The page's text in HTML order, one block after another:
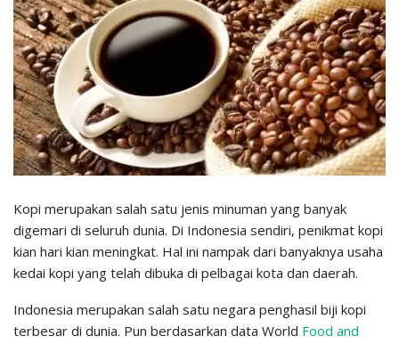
Kopi merupakan salah satu jenis minuman yang banyak
digemari di seluruh dunia. Di Indonesia sendiri, penikmat kopi
kian hari kian meningkat. Hal ini nampak dari banyaknya usaha
kedai kopi yang telah dibuka di pelbagai kota dan daerah.
Indonesia merupakan salah satu negara penghasil biji kopi
terbesar di dunia. Pun berdasarkan data World Food and